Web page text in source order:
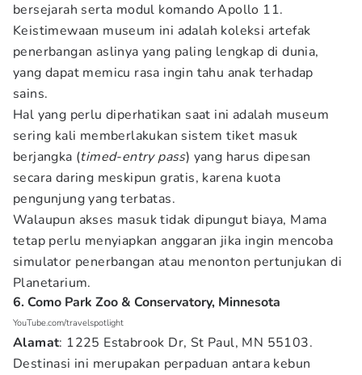
bersejarah serta modul komando Apollo 11.
Keistimewaan museum ini adalah koleksi artefak
penerbangan aslinya yang paling lengkap di dunia,
yang dapat memicu rasa ingin tahu anak terhadap
sains.
Hal yang perlu diperhatikan saat ini adalah museum
sering kali memberlakukan sistem tiket masuk
berjangka (timed-entry pass) yang harus dipesan
secara daring meskipun gratis, karena kuota
pengunjung yang terbatas.
Walaupun akses masuk tidak dipungut biaya, Mama
tetap perlu menyiapkan anggaran jika ingin mencoba
simulator penerbangan atau menonton pertunjukan di
Planetarium.
6. Como Park Zoo & Conservatory, Minnesota
YouTube.com/travelspotlight
Alamat: 1225 Estabrook Dr, St Paul, MN 55103.
Destinasi ini merupakan perpaduan antara kebun